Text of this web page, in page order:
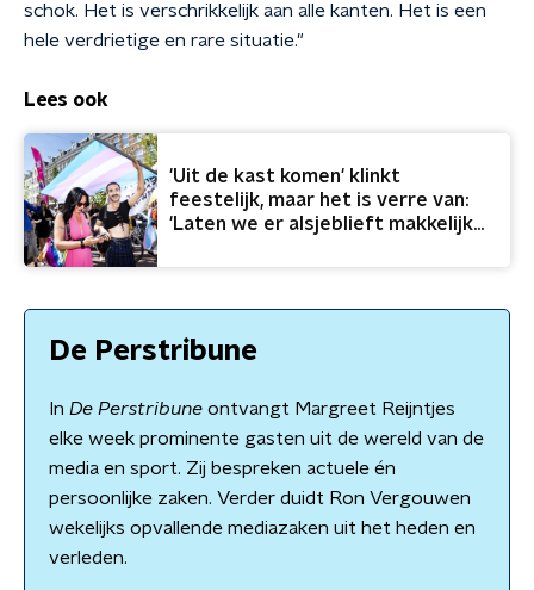
schok. Het is verschrikkelijk aan alle kanten. Het is een
hele verdrietige en rare situatie."
Lees ook
'Uit de kast komen' klinkt
feestelijk, maar het is verre van:
'Laten we er alsjeblieft makkelijk
De Perstribune
In De Perstribune ontvangt Margreet Reijntjes
elke week prominente gasten uit de wereld van de
media en sport. Zij bespreken actuele én
persoonlijke zaken. Verder duidt Ron Vergouwen
wekelijks opvallende mediazaken uit het heden en
verleden.